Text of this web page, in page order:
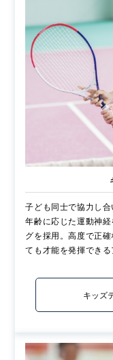
子ども同士で協力し合
年齢に応じた運動神
グを採用。高度で正
ても才能を発揮できる
キッズ